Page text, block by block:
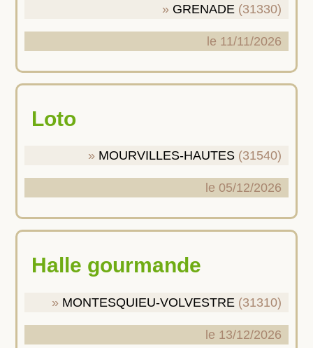
GRENADE (31330)
le 11/11/2026
Loto
MOURVILLES-HAUTES (31540)
le 05/12/2026
Halle gourmande
MONTESQUIEU-VOLVESTRE (31310)
le 13/12/2026